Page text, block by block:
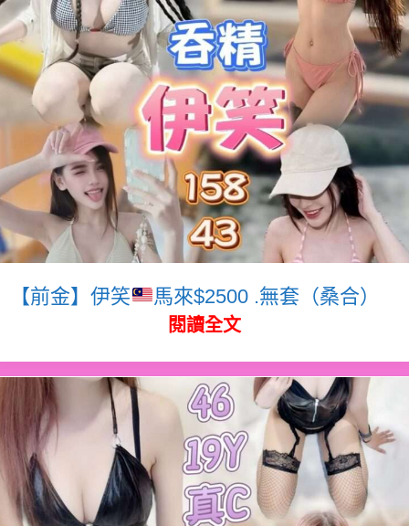
【前金】伊笑 馬來$2500 .無套（桑合）
閱讀全文